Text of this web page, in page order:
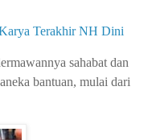
Terakhir NH Dini
sahabat dan
bantuan, mulai dari